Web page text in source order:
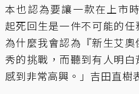
本也認為要讓一款在上市
起死回生是一件不可能的
為什麼我會認為『新生艾
秀的挑戰，而聽到有人明
感到非常高興。」吉田直樹